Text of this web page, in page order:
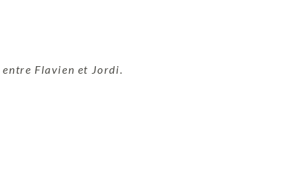
entre Flavien et Jordi.